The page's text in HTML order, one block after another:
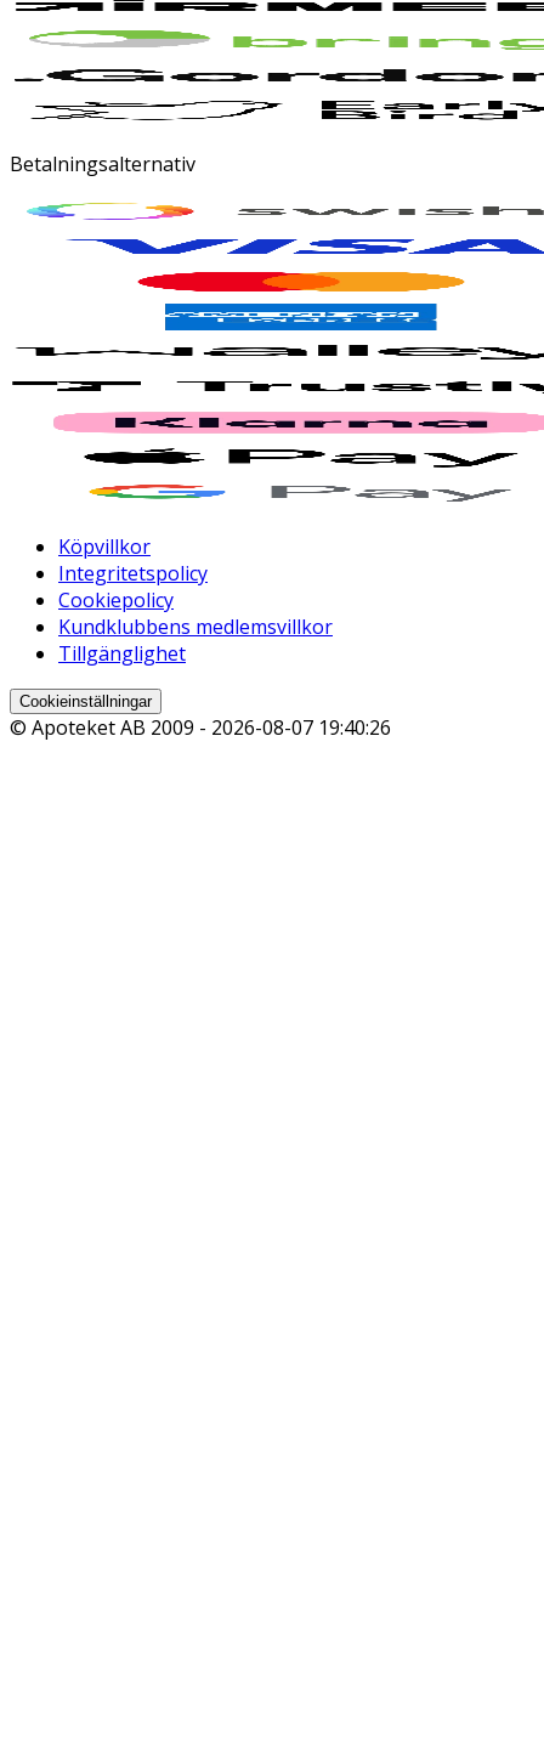
Betalningsalternativ
Köpvillkor
Integritetspolicy
Cookiepolicy
Kundklubbens medlemsvillkor
Tillgänglighet
Cookieinställningar
© Apoteket AB 2009 - 2026-08-07 19:40:26